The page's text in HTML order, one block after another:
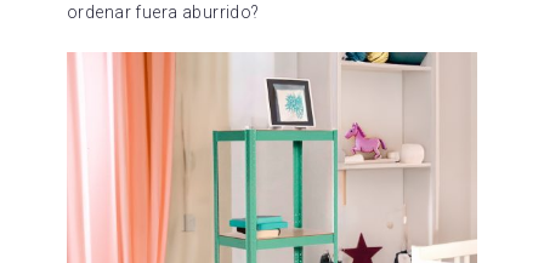
ordenar fuera aburrido?